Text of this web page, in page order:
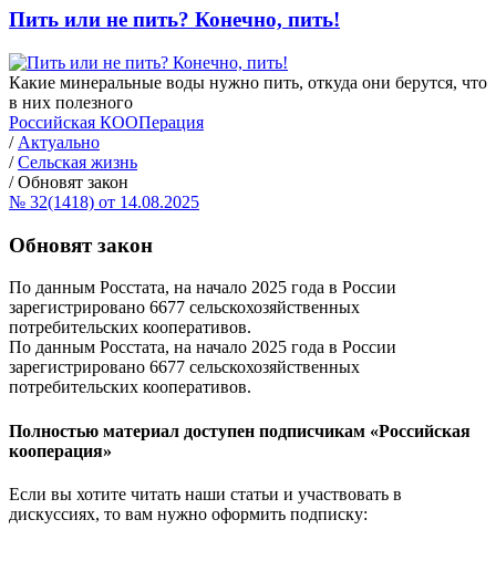
Пить или не пить? Конечно, пить!
Какие минеральные воды нужно пить, откуда они берутся, что
в них полезного
Российская КООПерация
/ Актуально
/ Сельская жизнь
/ Обновят закон
№ 32(1418) от 14.08.2025
Обновят закон
По данным Росстата, на начало 2025 года в России
зарегистрировано 6677 сельскохозяйственных
потребительских кооперативов.
По данным Росстата, на начало 2025 года в России
зарегистрировано 6677 сельскохозяйственных
потребительских кооперативов.
Полностью материал доступен подписчикам «Российская
кооперация»
Если вы хотите читать наши статьи и участвовать в
дискуссиях, то вам нужно оформить подписку: